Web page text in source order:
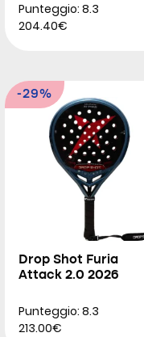
Punteggio: 8.3
204.40€
-29%
Drop Shot Furia
Attack 2.0 2026
Punteggio: 8.3
213.00€